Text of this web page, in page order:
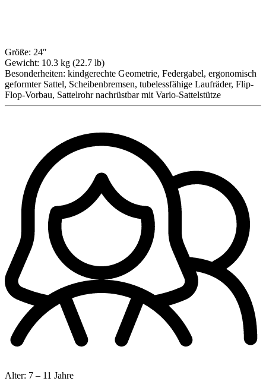
Größe: 24″
Gewicht: 10.3 kg (22.7 lb)
Besonderheiten: kindgerechte Geometrie, Federgabel, ergonomisch
geformter Sattel, Scheibenbremsen, tubelessfähige Laufräder, Flip-
Flop-Vorbau, Sattelrohr nachrüstbar mit Vario-Sattelstütze
Alter: 7 – 11 Jahre